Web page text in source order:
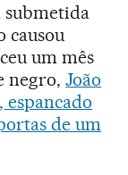
submetida
causou
um mês
negro,João
de um